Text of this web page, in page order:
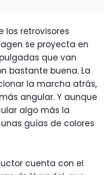
los retrovisores
se proyecta en
que van
bastante buena. La
la marcha atrás,
angular. Y aunque
algo más la
guías de colores
cuenta con el